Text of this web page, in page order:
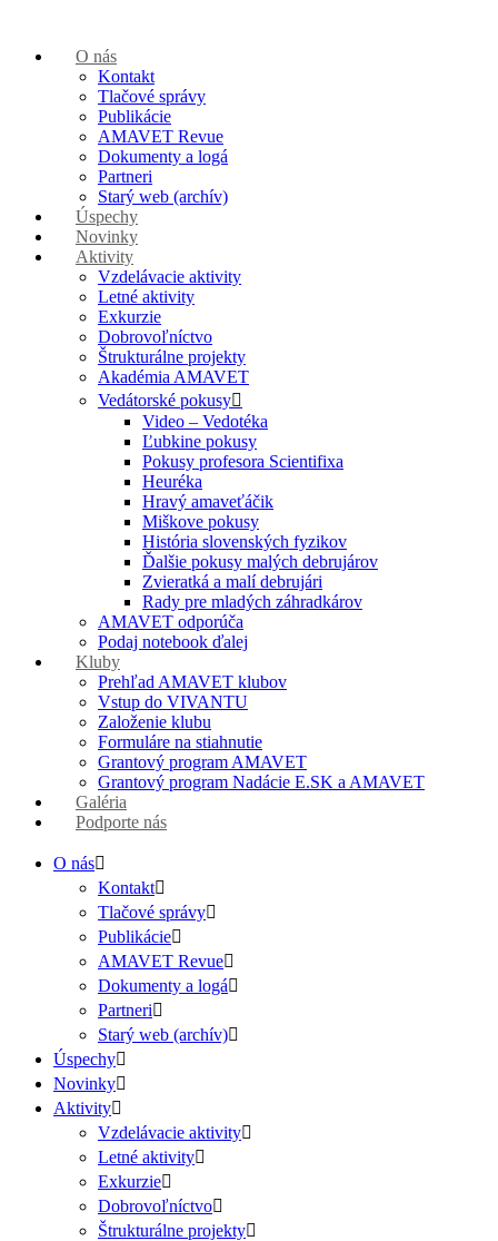
O nás
Kontakt
Tlačové správy
Publikácie
AMAVET Revue
Dokumenty a logá
Partneri
Starý web (archív)
Úspechy
Novinky
Aktivity
Vzdelávacie aktivity
Letné aktivity
Exkurzie
Dobrovoľníctvo
Štrukturálne projekty
Akadémia AMAVET
Vedátorské pokusy
Video – Vedotéka
Ľubkine pokusy
Pokusy profesora Scientifixa
Heuréka
Hravý amaveťáčik
Miškove pokusy
História slovenských fyzikov
Ďalšie pokusy malých debrujárov
Zvieratká a malí debrujári
Rady pre mladých záhradkárov
AMAVET odporúča
Podaj notebook ďalej
Kluby
Prehľad AMAVET klubov
Vstup do VIVANTU
Založenie klubu
Formuláre na stiahnutie
Grantový program AMAVET
Grantový program Nadácie E.SK a AMAVET
Galéria
Podporte nás
O nás
Kontakt
Tlačové správy
Publikácie
AMAVET Revue
Dokumenty a logá
Partneri
Starý web (archív)
Úspechy
Novinky
Aktivity
Vzdelávacie aktivity
Letné aktivity
Exkurzie
Dobrovoľníctvo
Štrukturálne projekty